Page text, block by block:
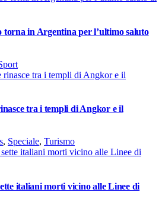
torna in Argentina per l’ultimo saluto
tra i templi di Angkor e il
, Speciale, Turismo
italiani morti vicino alle Linee di